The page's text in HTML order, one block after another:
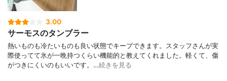
3.00
サーモスのタンブラー
熱いものも冷たいものも良い状態でキープできます。スタッフさんが実
際使ってて氷が一晩持つくらい機能的と教えてくれました。軽くて、傷
がつきにくいのもいいです。…続きを見る